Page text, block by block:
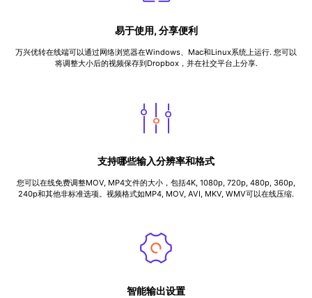
易于使用, 分享便利
万兴优转在线端可以通过网络浏览器在Windows、Mac和Linux系统上运行. 您可以
将调整大小后的视频保存到Dropbox，并在社交平台上分享.
支持哪些输入分辨率和格式
您可以在线免费调整MOV, MP4文件的大小，包括4K, 1080p, 720p, 480p, 360p,
240p和其他非标准选项。视频格式如MP4, MOV, AVI, MKV, WMV可以在线压缩.
智能输出设置